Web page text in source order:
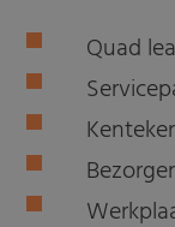
Quad